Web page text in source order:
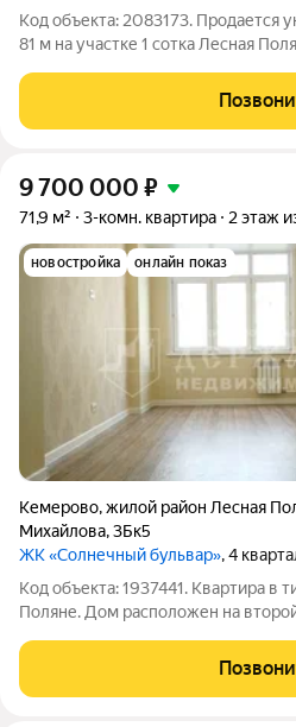
Код объекта: 2083173. Продается
81 м на участке 1 сотка Лесная Поляна. Ha первом этаже
кухней Lоrena и встроенной
находится стирально-сушильная
9 700 000 ₽
71,9 м² 3-комн. квартира 2 этаж
новостройка онлайн показ
Кемерово,жилой район Лесная
Михайлова,3Бк5
ЖК «Солнечный бульвар», 4
Код объекта: 1937441. Квартира в
Поляне. Дом расположен на
высокий цоколь. На входе Вас
7 кв.м.